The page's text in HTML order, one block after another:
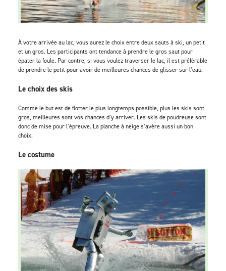
À votre arrivée au lac, vous aurez le choix entre deux sauts à ski, un petit
et un gros. Les participants ont tendance à prendre le gros saut pour
épater la foule. Par contre, si vous voulez traverser le lac, il est préférable
de prendre le petit pour avoir de meilleures chances de glisser sur l’eau.
Le choix des skis
Comme le but est de flotter le plus longtemps possible, plus les skis sont
gros, meilleures sont vos chances d’y arriver. Les skis de poudreuse sont
donc de mise pour l’épreuve. La planche à neige s’avère aussi un bon
choix.
Le costume